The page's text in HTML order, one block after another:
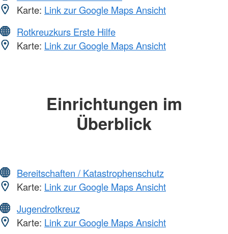
Karte: Link zur Google Maps Ansicht
Rotkreuzkurs Erste Hilfe
Karte: Link zur Google Maps Ansicht
Einrichtungen im
Überblick
Bereitschaften / Katastrophenschutz
Karte: Link zur Google Maps Ansicht
Jugendrotkreuz
Karte: Link zur Google Maps Ansicht